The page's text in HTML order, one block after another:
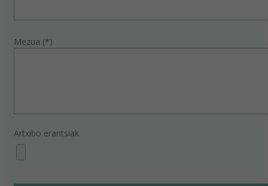
Mezua (*)
Artxibo erantsiak